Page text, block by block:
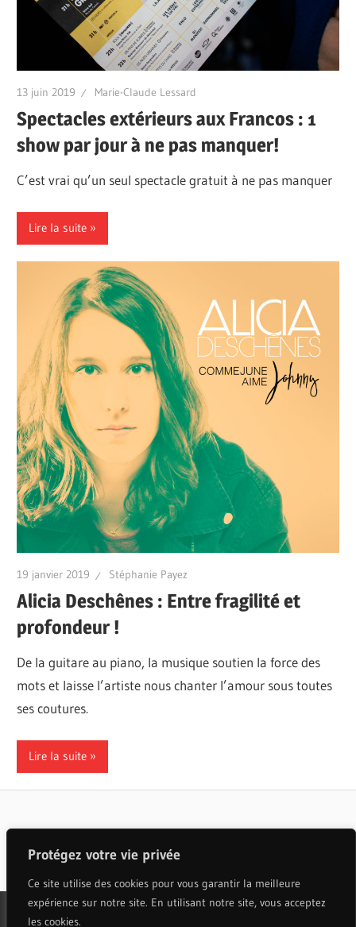
Protégez votre vie privée
Ce site utilise des cookies pour vous garantir la meilleure
expérience sur notre site. En utilisant notre site, vous acceptez
les cookies.
13 juin 2019 Marie-Claude Lessard
Spectacles extérieurs aux Francos : 1
show par jour à ne pas manquer!
C’est vrai qu’un seul spectacle gratuit à ne pas manquer
Lire la suite
19 janvier 2019 Stéphanie Payez
Alicia Deschênes : Entre fragilité et
profondeur !
De la guitare au piano, la musique soutien la force des
mots et laisse l’artiste nous chanter l’amour sous toutes
ses coutures.
Lire la suite